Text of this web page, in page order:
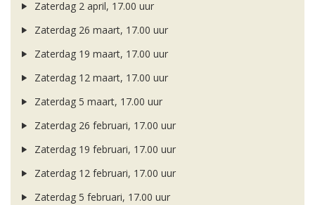
Zaterdag 2 april, 17.00 uur
Zaterdag 26 maart, 17.00 uur
Zaterdag 19 maart, 17.00 uur
Zaterdag 12 maart, 17.00 uur
Zaterdag 5 maart, 17.00 uur
Zaterdag 26 februari, 17.00 uur
Zaterdag 19 februari, 17.00 uur
Zaterdag 12 februari, 17.00 uur
Zaterdag 5 februari, 17.00 uur